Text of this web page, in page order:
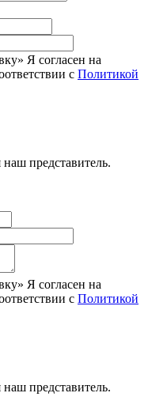
Я согласен на
с Политикой
представитель.
Я согласен на
с Политикой
представитель.